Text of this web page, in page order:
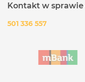
Kontakt w sprawie
501 336 557